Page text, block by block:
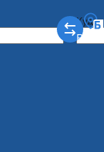
Куда